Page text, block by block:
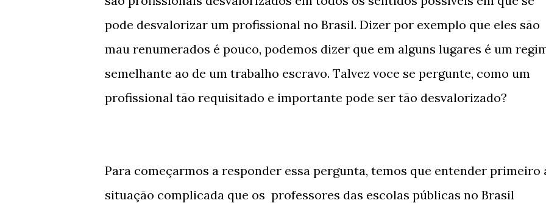
pode desvalorizar um profissional no Brasil. Dizer por exemplo que eles são
mau renumerados é pouco, podemos dizer que em alguns lugares é um
semelhante ao de um trabalho escravo. Talvez voce se pergunte, como um
profissional tão requisitado e importante pode ser tão desvalorizado?
Para começarmos a responder essa pergunta, temos que entender primeiro
situação complicada que os professores das escolas públicas no Brasil